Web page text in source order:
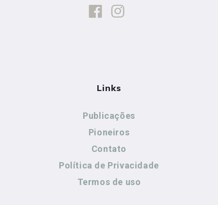
Links
Publicações
Pioneiros
Contato
Política de Privacidade
Termos de uso